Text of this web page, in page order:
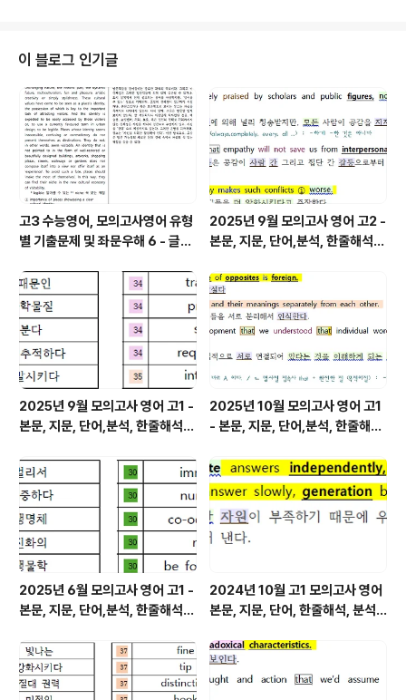
동사의 판단, 과거 동사와 과거분사의 구분할 줄 알아야 올
바른 구문 분석과 독해가 가능해집니다. 한줄해석의 파란
색은 주절의 동사이고, 보라색은 명사절, 초록색은 형용사
절, 갈색은 부사절 내의 동사들을 구분해 놓은 것입니다.
분석과 해석을 용이하게 하기 위함입니다.1단계의 지문만
파일을 통해 스스로 아..
이 블로그 인기글
고3 수능영어, 모의고사영어 유형
별 기출문제 및 좌문우해 6 - 글의
2025년 9월 모의고사 영어 고2 -
본문, 지문, 단어,분석, 한줄해석,
2025년 9월 모의고사 영어 고1 -
본문, 지문, 단어,분석, 한줄해석,
2025년 10월 모의고사 영어 고1
- 본문, 지문, 단어,분석, 한줄해석,
2025년 6월 모의고사 영어 고1 -
본문, 지문, 단어,분석, 한줄해석,
2024년 10월 고1 모의고사 영어
본문, 지문, 단어, 한줄해석, 분석